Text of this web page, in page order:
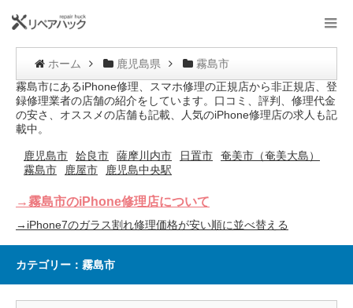
ホーム 鹿児島県
霧島市
霧島市にあるiPhone修理、スマホ修理の正規店から非正規店、登
録修理業者の店舗の紹介をしています。口コミ、評判、修理代金
の安さ、オススメの店舗も記載、人気のiPhone修理店の求人も記
載中。
鹿児島市 姶良市 薩摩川内市 日置市
奄美市（奄美大島）
霧島市
鹿屋市 鹿児島中央駅
→霧島市のiPhone修理店について
→iPhone7のガラス割れ修理価格が安い順に並べ替える
カテゴリー：霧島市